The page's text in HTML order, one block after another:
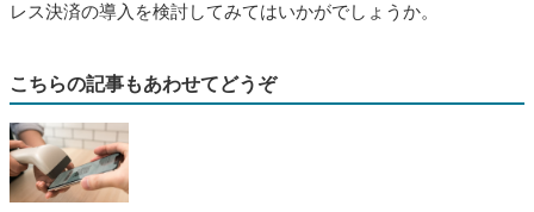
レス決済の導入を検討してみてはいかがでしょうか。
こちらの記事もあわせてどうぞ